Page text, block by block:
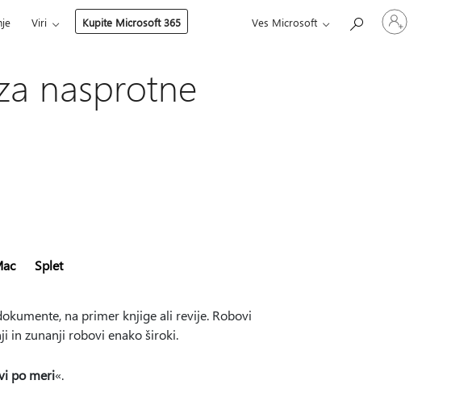
Viri Kupite Microsoft 365 Ves Microsoft
Vpišite
se
nasprotne
Splet
na primer knjige ali revije. Robovi
in zunanji robovi enako široki.
po meri«.